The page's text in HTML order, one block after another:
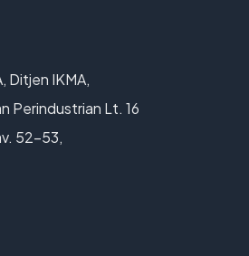
Ditjen IKMA,
Perindustrian Lt. 16
52-53,